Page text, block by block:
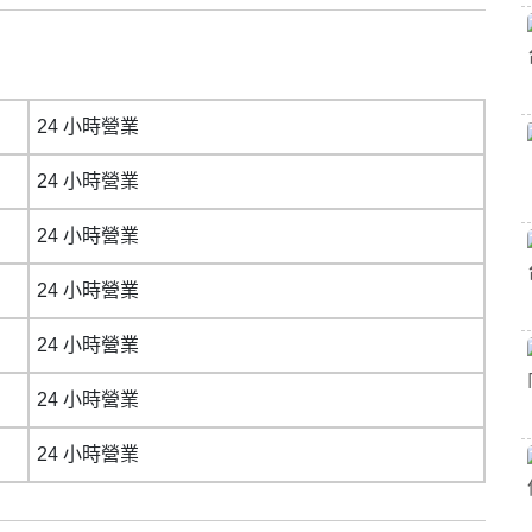
24 小時營業
24 小時營業
24 小時營業
24 小時營業
24 小時營業
24 小時營業
24 小時營業